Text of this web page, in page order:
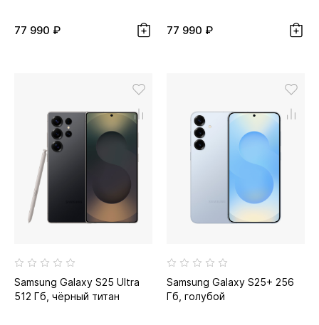
77 990 ₽ 77 990 ₽
Samsung Galaxy S25 Ultra
512 Гб, чёрный титан
Samsung Galaxy S25+ 256
Гб, голубой